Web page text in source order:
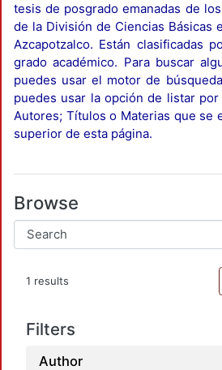
tesis de posgrado emanadas de
de la División de Ciencias Básicas
Azcapotzalco. Están clasificadas
grado académico. Para buscar
puedes usar el motor de
puedes usar la opción de listar por
Autores; Títulos o Materias que se
superior de esta página.
Browse
1 results
Filters
Author